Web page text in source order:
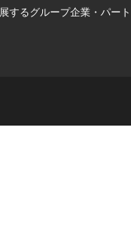
るグループ企業・パート